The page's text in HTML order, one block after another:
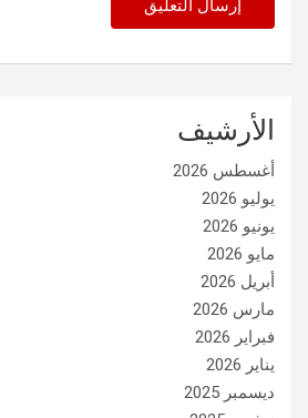
الأرشيف
أغسطس 2026
يوليو 2026
يونيو 2026
مايو 2026
أبريل 2026
مارس 2026
فبراير 2026
يناير 2026
ديسمبر 2025